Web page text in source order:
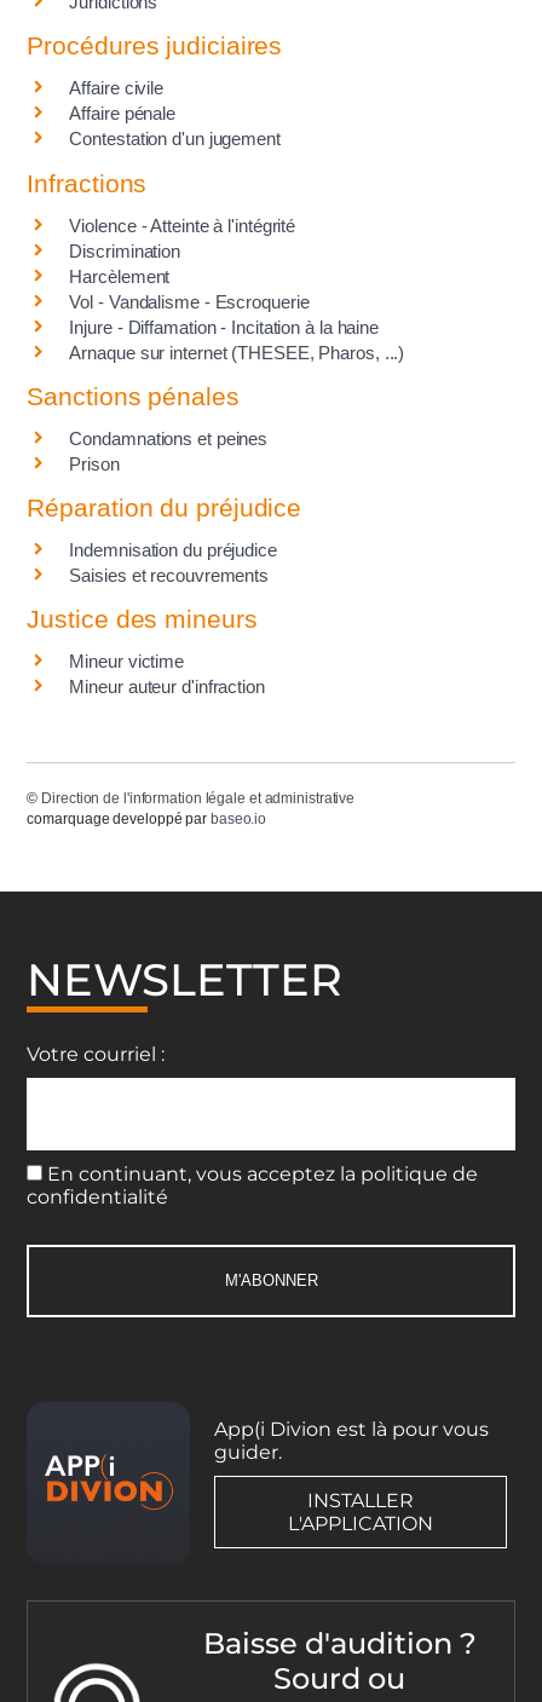
Procédures judiciaires
Affaire civile
Affaire pénale
Contestation d'un jugement
Infractions
Violence - Atteinte à l'intégrité
Discrimination
Harcèlement
Vol - Vandalisme - Escroquerie
Injure - Diffamation - Incitation à la haine
Arnaque sur internet (THESEE, Pharos, ...)
Sanctions pénales
Condamnations et peines
Prison
Réparation du préjudice
Indemnisation du préjudice
Saisies et recouvrements
Justice des mineurs
Mineur victime
Mineur auteur d'infraction
© Direction de l'information légale et administrative
comarquage developpé par baseo.io
NEWSLETTER
Votre courriel :
En continuant, vous acceptez la politique de
confidentialité
App(i Divion est là pour vous
guider.
INSTALLER
L'APPLICATION
Baisse d'audition ?
Sourd ou